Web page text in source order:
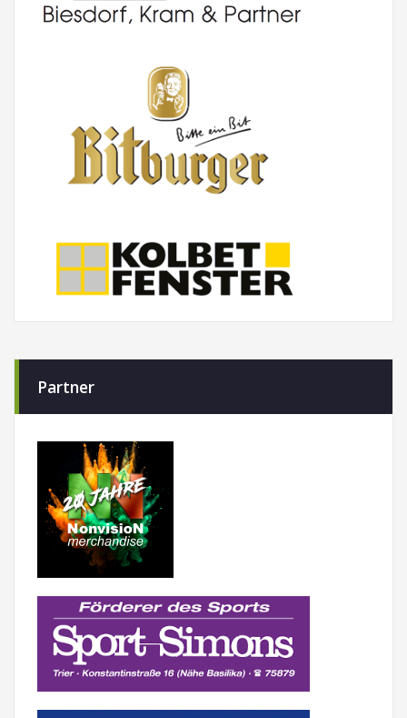
Partner